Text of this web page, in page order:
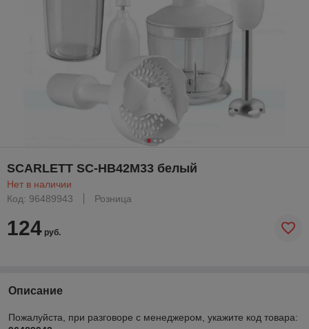
SCARLETT SC-HB42M33 белый
Нет в наличии
Код: 96489943
Розница
124 руб.
Описание
Пожалуйста, при разговоре с менеджером, укажите код товара: